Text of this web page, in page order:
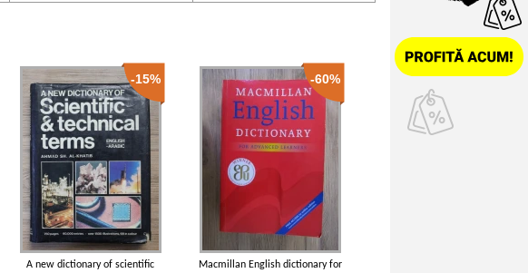
-15%
A new dictionary of scientific
-60%
Macmillan English dictionary for